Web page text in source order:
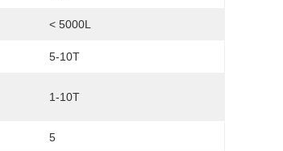
< 5000L
5-10T
1-10T
5